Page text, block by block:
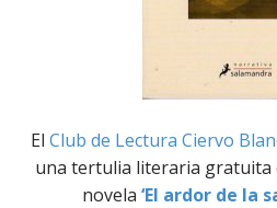
El Club de Lectura Ciervo
una tertulia literaria gratuita
novela ‘El ardor de la